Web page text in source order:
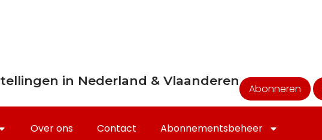
in Nederland & Vlaanderen
Abonneren
Over ons Contact Abonnementsbeheer